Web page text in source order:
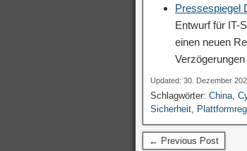
Pressespiegel
Entwurf für IT-
einen neuen
Updated: 30. Dezember
Schlagwörter: China,
Sicherheit,
← Previous Post